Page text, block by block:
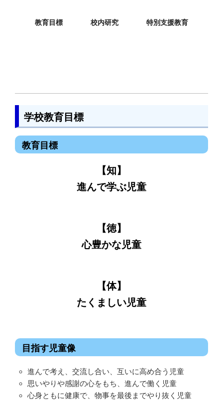
教育目標 校内研究 特別支援教育
学校教育目標
教育目標
【知】
進んで学ぶ児童
【徳】
心豊かな児童
【体】
たくましい児童
目指す児童像
進んで考え、交流し合い、互いに高め合う児童
思いやりや感謝の心をもち、進んで働く児童
心身ともに健康で、物事を最後までやり抜く児童